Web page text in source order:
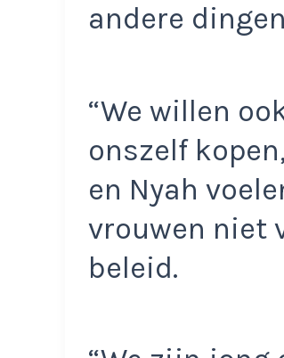
andere
“We willen
onszelf
en Nyah
vrouwen niet
beleid.